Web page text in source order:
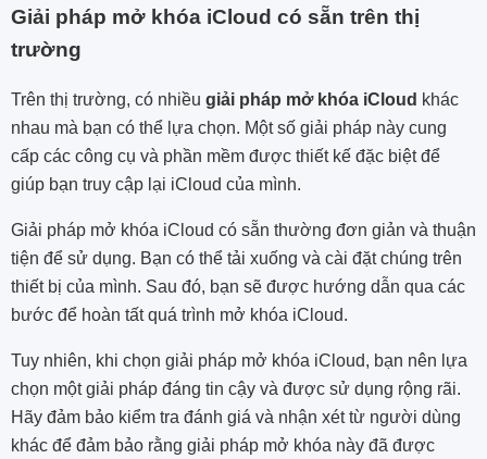
Giải pháp mở khóa iCloud có sẵn trên thị
trường
Trên thị trường, có nhiều giải pháp mở khóa iCloud khác
nhau mà bạn có thể lựa chọn. Một số giải pháp này cung
cấp các công cụ và phần mềm được thiết kế đặc biệt để
giúp bạn truy cập lại iCloud của mình.
Giải pháp mở khóa iCloud có sẵn thường đơn giản và thuận
tiện để sử dụng. Bạn có thể tải xuống và cài đặt chúng trên
thiết bị của mình. Sau đó, bạn sẽ được hướng dẫn qua các
bước để hoàn tất quá trình mở khóa iCloud.
Tuy nhiên, khi chọn giải pháp mở khóa iCloud, bạn nên lựa
chọn một giải pháp đáng tin cậy và được sử dụng rộng rãi.
Hãy đảm bảo kiểm tra đánh giá và nhận xét từ người dùng
khác để đảm bảo rằng giải pháp mở khóa này đã được